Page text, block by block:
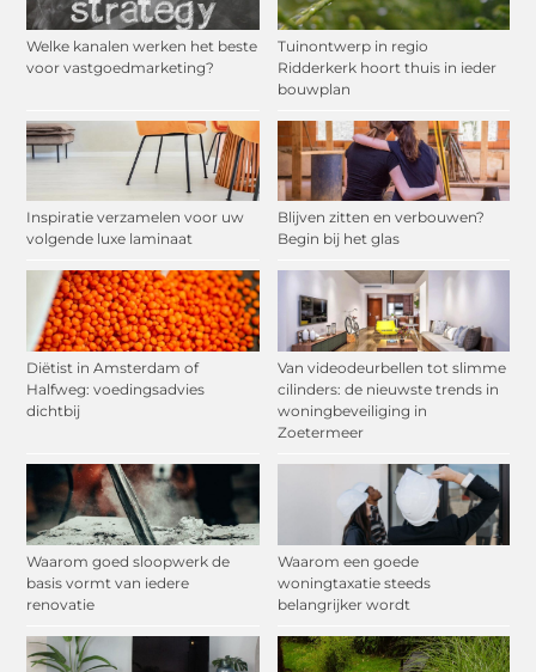
Welke kanalen werken het beste
voor vastgoedmarketing?
Tuinontwerp in regio
Ridderkerk hoort thuis in ieder
bouwplan
Inspiratie verzamelen voor uw
volgende luxe laminaat
Blijven zitten en verbouwen?
Begin bij het glas
Diëtist in Amsterdam of
Halfweg: voedingsadvies
dichtbij
Van videodeurbellen tot slimme
cilinders: de nieuwste trends in
woningbeveiliging in
Zoetermeer
Waarom goed sloopwerk de
basis vormt van iedere
renovatie
Waarom een goede
woningtaxatie steeds
belangrijker wordt